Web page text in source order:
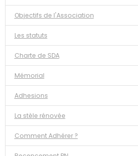
Objectifs de l'Association
Les statuts
Charte de SDA
Mémorial
Adhesions
La stèle rénovée
Comment Adhérer ?